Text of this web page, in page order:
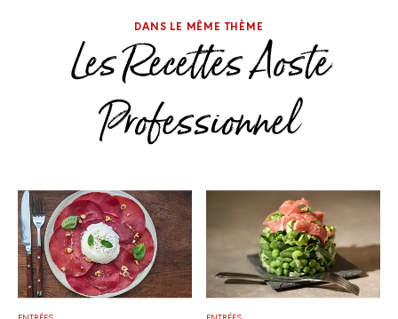
DANS LE MÊME THÈME
Les Recettes Aoste
Professionnel